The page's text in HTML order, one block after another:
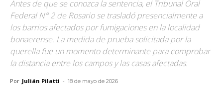
Antes de que se conozca la sentencia, el Tribunal Oral
Federal N° 2 de Rosario se trasladó presencialmente a
los barrios afectados por fumigaciones en la localidad
bonaerense. La medida de prueba solicitada por la
querella fue un momento determinante para comprobar
la distancia entre los campos y las casas afectadas.
Por Julián Pilatti - 18 de mayo de 2026